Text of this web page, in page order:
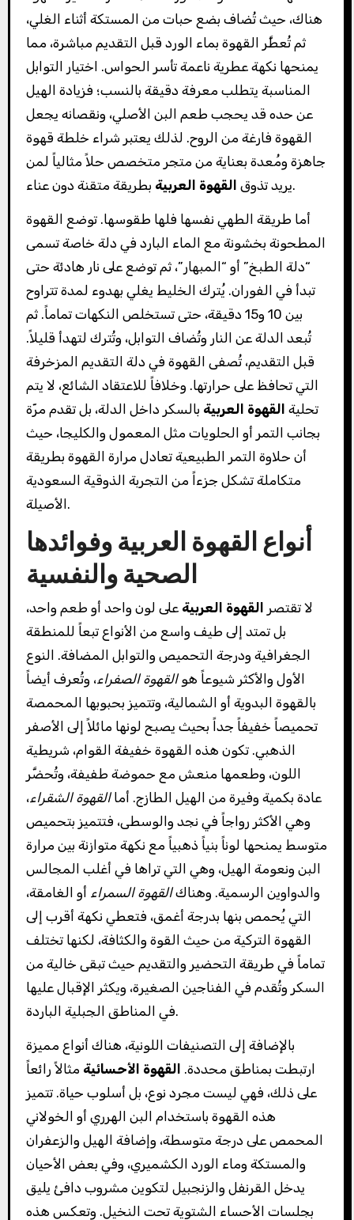
هناك، حيث تُضاف بضع حبات من المستكة أثناء الغلي،
ثم تُعطَّر القهوة بماء الورد قبل التقديم مباشرة، مما
يمنحها نكهة عطرية ناعمة تأسر الحواس. اختيار التوابل
المناسبة يتطلب معرفة دقيقة بالنسب؛ فزيادة الهيل
عن حده قد يحجب طعم البن الأصلي، ونقصانه يجعل
القهوة فارغة من الروح. لذلك يعتبر شراء خلطة قهوة
جاهزة ومُعدة بعناية من متجر متخصص حلاً مثالياً لمن
يريد تذوق القهوة العربية بطريقة متقنة دون عناء.
أما طريقة الطهي نفسها فلها طقوسها. توضع القهوة
المطحونة بخشونة مع الماء البارد في دلة خاصة تسمى
“دلة الطبخ” أو “المبهار”، ثم توضع على نار هادئة حتى
تبدأ في الفوران. يُترك الخليط يغلي بهدوء لمدة تتراوح
بين 10 و15 دقيقة، حتى تستخلص النكهات تماماً. ثم
تُبعد الدلة عن النار وتُضاف التوابل، وتُترك لتهدأ قليلاً.
قبل التقديم، تُصفى القهوة في دلة التقديم المزخرفة
التي تحافظ على حرارتها. وخلافاً للاعتقاد الشائع، لا يتم
تحلية القهوة العربية بالسكر داخل الدلة، بل تقدم مرّة
بجانب التمر أو الحلويات مثل المعمول والكليجا، حيث
أن حلاوة التمر الطبيعية تعادل مرارة القهوة بطريقة
متكاملة تشكل جزءاً من التجربة الذوقية السعودية
الأصيلة.
أنواع القهوة العربية وفوائدها
الصحية والنفسية
لا تقتصر القهوة العربية على لون واحد أو طعم واحد،
بل تمتد إلى طيف واسع من الأنواع تبعاً للمنطقة
الجغرافية ودرجة التحميص والتوابل المضافة. النوع
الأول والأكثر شيوعاً هوالقهوة الصفراء، وتُعرف أيضاً
بالقهوة البدوية أو الشمالية، وتتميز بحبوبها المحمصة
تحميصاً خفيفاً جداً بحيث يصبح لونها مائلاً إلى الأصفر
الذهبي. تكون هذه القهوة خفيفة القوام، شريطية
اللون، وطعمها منعش مع حموضة طفيفة، وتُحضَّر
عادة بكمية وفيرة من الهيل الطازج. أماالقهوة الشقراء،
وهي الأكثر رواجاً في نجد والوسطى، فتتميز بتحميص
متوسط يمنحها لوناً بنياً ذهبياً مع نكهة متوازنة بين مرارة
البن ونعومة الهيل، وهي التي تراها في أغلب المجالس
والدواوين الرسمية. وهناكالقهوة السمراء أو الغامقة،
التي يُحمص بنها بدرجة أغمق، فتعطي نكهة أقرب إلى
القهوة التركية من حيث القوة والكثافة، لكنها تختلف
تماماً في طريقة التحضير والتقديم حيث تبقى خالية من
السكر وتُقدم في الفناجين الصغيرة، ويكثر الإقبال عليها
في المناطق الجبلية الباردة.
بالإضافة إلى التصنيفات اللونية، هناك أنواع مميزة
ارتبطت بمناطق محددة. القهوة الأحسائية مثالاً رائعاً
على ذلك، فهي ليست مجرد نوع، بل أسلوب حياة. تتميز
هذه القهوة باستخدام البن الهرري أو الخولاني
المحمص على درجة متوسطة، وإضافة الهيل والزعفران
والمستكة وماء الورد الكشميري، وفي بعض الأحيان
يدخل القرنفل والزنجبيل لتكوين مشروب دافئ يليق
بجلسات الأحساء الشتوية تحت النخيل. وتعكس هذه